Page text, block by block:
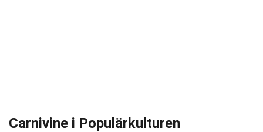
Carnivine i Populärkulturen